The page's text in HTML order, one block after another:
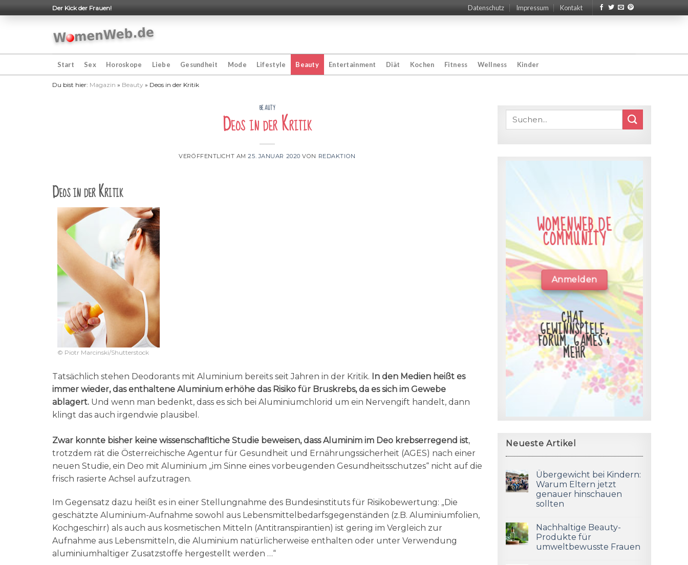
to
Der Kick der Frauen! Datenschutz Impressum Kontakt
Start Sex Horoskope Liebe Gesundheit Mode Lifestyle Beauty Entertainment Diät Kochen Fitness Wellness Kinder
Du bist hier: Magazin » Beauty » Deos in der Kritik
BEAUTY
Deos in der Kritik
VERÖFFENTLICHT AM25. JANUAR 2020 VON REDAKTION
Deos in der Kritik
© Piotr Marcinski/Shutterstock
Tatsächlich stehen Deodorants mit Aluminium bereits seit Jahren in der Kritik. In den Medien heißt es
immer wieder, das enthaltene Aluminium erhöhe das Risiko für Bruskrebs, da es sich im Gewebe
ablagert. Und wenn man bedenkt, dass es sich bei Aluminiumchlorid um ein Nervengift handelt, dann
klingt das auch irgendwie plausibel.
Zwar konnte bisher keine wissenschafltiche Studie beweisen, dass Aluminim im Deo krebserregend ist,
trotzdem rät die Österreichische Agentur für Gesundheit und Ernährungssicherheit (AGES) nach einer
neuen Studie, ein Deo mit Aluminium „im Sinne eines vorbeugenden Gesundheitsschutzes“ nicht auf die
frisch rasierte Achsel aufzutragen.
Im Gegensatz dazu heißt es in einer Stellungnahme des Bundesinstituts für Risikobewertung: „Die
geschätzte Aluminium-Aufnahme sowohl aus Lebensmittelbedarfsgegenständen (z.B. Aluminiumfolien,
Kochgeschirr) als auch aus kosmetischen Mitteln (Antitranspirantien) ist gering im Vergleich zur
Aufnahme aus Lebensmitteln, die Aluminium natürlicherweise enthalten oder unter Verwendung
aluminiumhaltiger Zusatzstoffe hergestellt werden …“
WOMENWEB.DE
COMMUNITY
Anmelden
CHAT,
GEWINNSPIELE,
FORUM, GAMES &
MEHR
Neueste Artikel
Übergewicht bei Kindern:
Warum Eltern jetzt
genauer hinschauen
sollten
Nachhaltige Beauty-
Produkte für
umweltbewusste Frauen